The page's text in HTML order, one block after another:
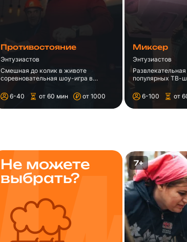
Противостояние
Энтузиастов
Смешная до колик в животе
соревновательная шоу-игра в
6-40
от 60 мин от 1000
Миксер
Энтузиастов
популярных ТВ-
6-100 от
Не можете
выбрать?
7+